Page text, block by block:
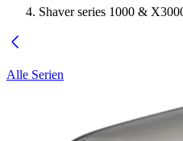
Shaver series 1000 &
Alle Serien